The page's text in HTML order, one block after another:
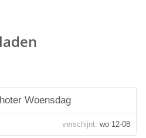
Woensdag
verschijnt: wo 12-08